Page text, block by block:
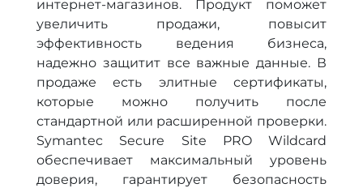
интернет-магазинов. Продукт поможет
увеличить продажи, повысит
эффективность ведения бизнеса,
надежно защитит все важные данные. В
продаже есть элитные сертификаты,
которые можно получить после
стандартной или расширенной проверки.
Symantec Secure Site PRO Wildcard
обеспечивает максимальный уровень
доверия, гарантирует безопасность